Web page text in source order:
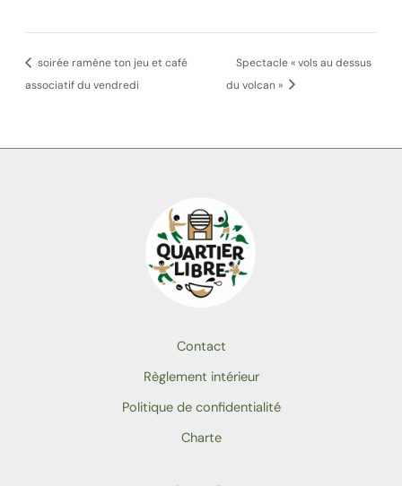
soirée ramène ton jeu et café
associatif du vendredi
Spectacle « vols au dessus
du volcan »
Contact
Règlement intérieur
Politique de confidentialité
Charte